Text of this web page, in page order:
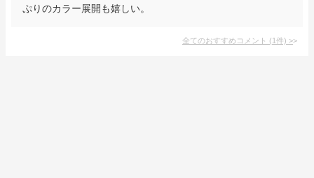
ぷりのカラー展開も嬉しい。
全てのおすすめコメント (1件) >